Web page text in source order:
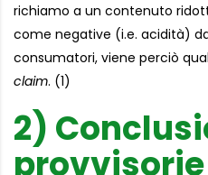
richiamo a un contenuto
come negative (i.e. acidità)
consumatori, viene perciò
claim. (1)
2)
provvisorie